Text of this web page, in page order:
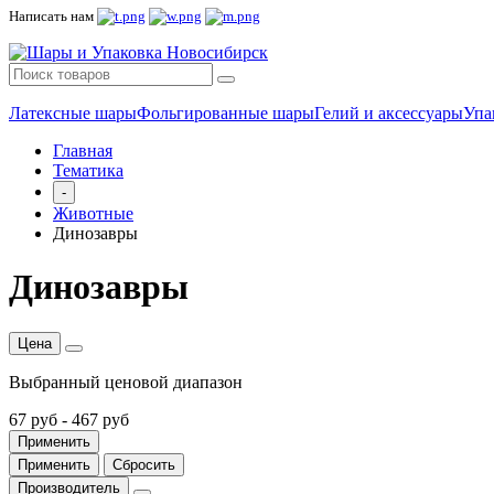
Написать нам
Латексные шарыФольгированные шарыГелий и аксессуары
Главная
Тематика
-
Животные
Динозавры
Динозавры
Цена
Выбранный ценовой диапазон
67 руб - 467 руб
Применить
Применить
Сбросить
Производитель